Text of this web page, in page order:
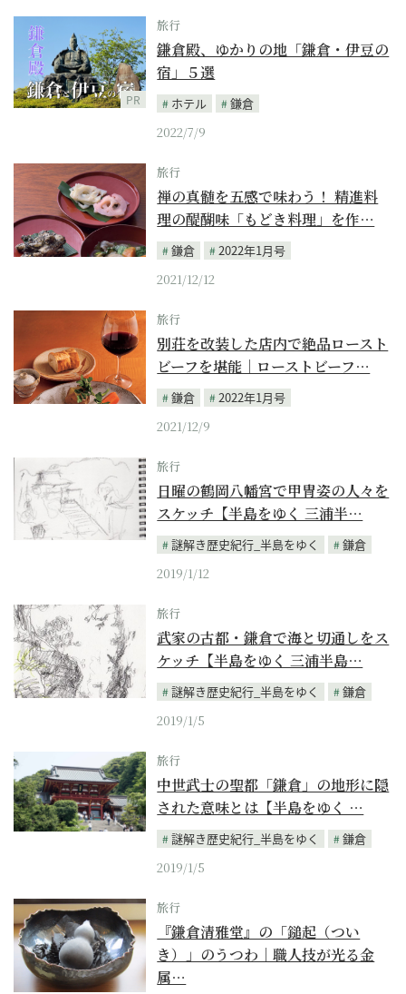
PR
旅行
鎌倉殿、ゆかりの地「鎌倉・伊豆の
宿」５選
ホテル
鎌倉
2022/7/9
旅行
禅の真髄を五感で味わう！ 精進料
理の醍醐味「もどき料理」を作…
鎌倉
2022年1月号
2021/12/12
旅行
別荘を改装した店内で絶品ロースト
ビーフを堪能｜ローストビーフ…
鎌倉
2022年1月号
2021/12/9
旅行
日曜の鶴岡八幡宮で甲冑姿の人々を
スケッチ【半島をゆく 三浦半…
謎解き歴史紀行_半島をゆく
鎌倉
2019/1/12
旅行
武家の古都・鎌倉で海と切通しをス
ケッチ【半島をゆく 三浦半島…
謎解き歴史紀行_半島をゆく
鎌倉
2019/1/5
旅行
中世武士の聖都「鎌倉」の地形に隠
された意味とは【半島をゆく …
謎解き歴史紀行_半島をゆく
鎌倉
2019/1/5
旅行
『鎌倉清雅堂』の「鎚起（つい
き）」のうつわ｜職人技が光る金
属…